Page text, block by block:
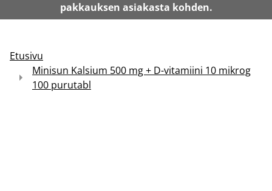
pakkauksen asiakasta kohden.
Etusivu
Minisun Kalsium 500 mg + D-vitamiini 10 mikrog
100 purutabl